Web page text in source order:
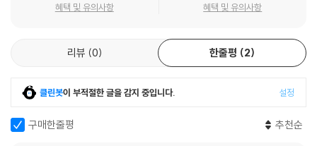
혜택 및 유의사항 혜택 및 유의사항
리뷰 0 한줄평 2
클린봇이 부적절한 글을 감지 중입니다. 설정
구매한줄평 추천순